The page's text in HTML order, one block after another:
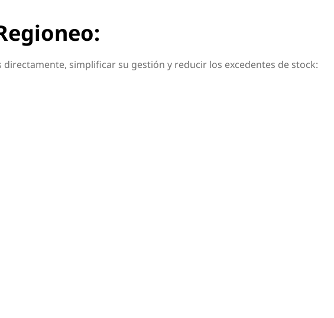
simplificar su gestión y reducir los excedentes de stock: